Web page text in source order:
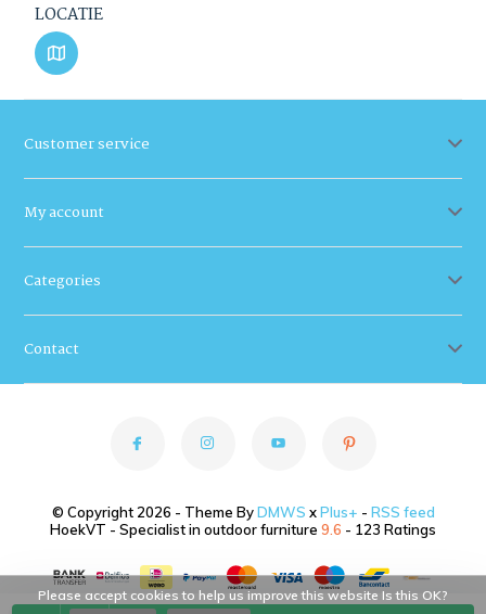
LOCATIE
Customer service
My account
Categories
Contact
© Copyright 2026 - Theme ByDMWS xPlus+ - RSS feed
HoekVT - Specialist in outdoor furniture 9.6 - 123 Ratings
Please accept cookies to help us improve this website Is this OK?